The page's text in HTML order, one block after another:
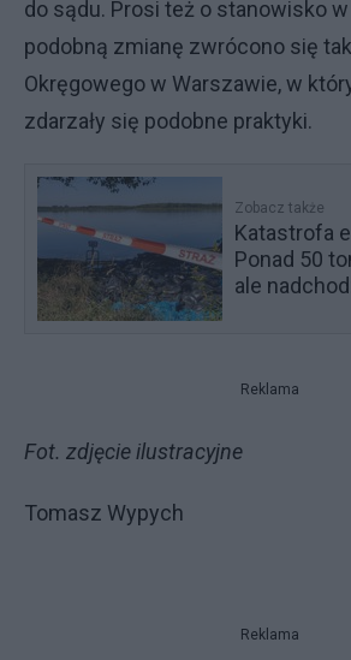
do sądu. Prosi też o stanowisko
podobną zmianę zwrócono się
Okręgowego w Warszawie, w
zdarzały się podobne praktyki.
Zobacz także
Katastrofa
Ponad 50
ale
Reklama
Fot. zdjęcie ilustracyjne
Tomasz Wypych
Reklama